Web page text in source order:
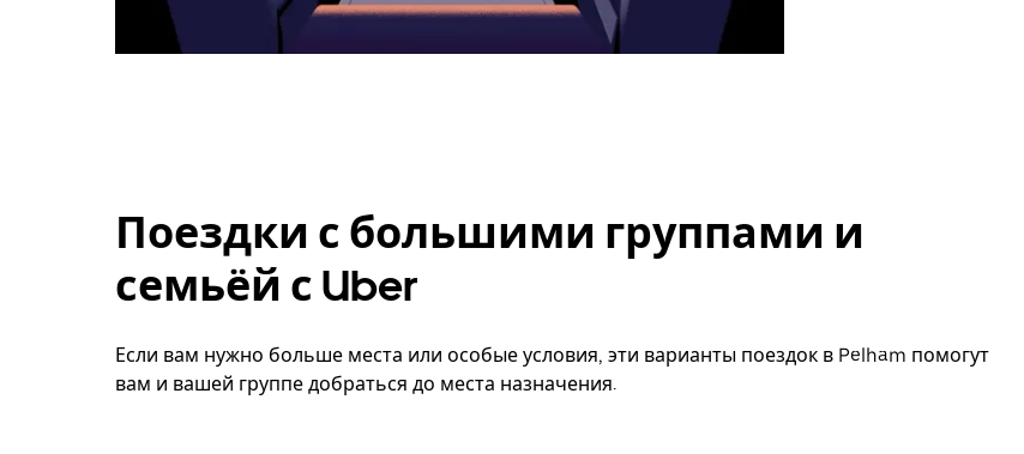
Поездки с большими группами и
семьёй с Uber
Если вам нужно больше места или особые условия, эти варианты поездок в Pelham помогут
вам и вашей группе добраться до места назначения.